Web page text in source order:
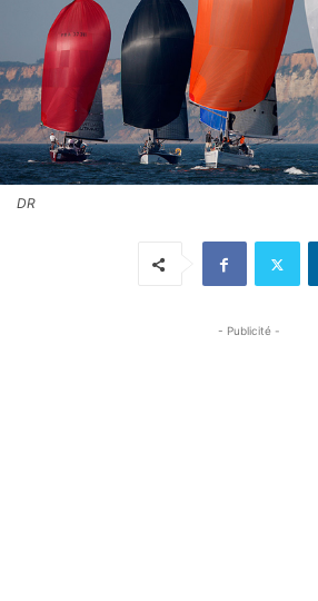
DR
- Publicité -